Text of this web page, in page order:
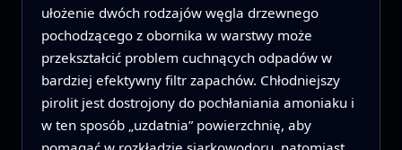
ułożenie dwóch rodzajów węgla drzewnego
pochodzącego z obornika w warstwy może
przekształcić problem cuchnących odpadów w
bardziej efektywny filtr zapachów. Chłodniejszy
pirolit jest dostrojony do pochłaniania amoniaku i
w ten sposób „uzdatnia” powierzchnię, aby